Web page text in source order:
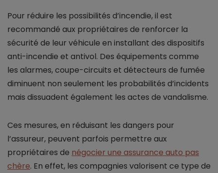
Pour réduire les possibilités d’incendie, il est
recommandé aux propriétaires de renforcer la
sécurité de leur véhicule en installant des dispositifs
anti-incendie et antivol. Des équipements comme
les alarmes, coupe-circuits et détecteurs de fumée
diminuent non seulement les probabilités d’incidents
mais dissuadent également les actes de vandalisme.
Ces mesures, en réduisant les dangers pour
l’assureur, peuvent parfois permettre aux
propriétaires de négocier une assurance auto pas
chère. En effet, les compagnies valorisent ce type de